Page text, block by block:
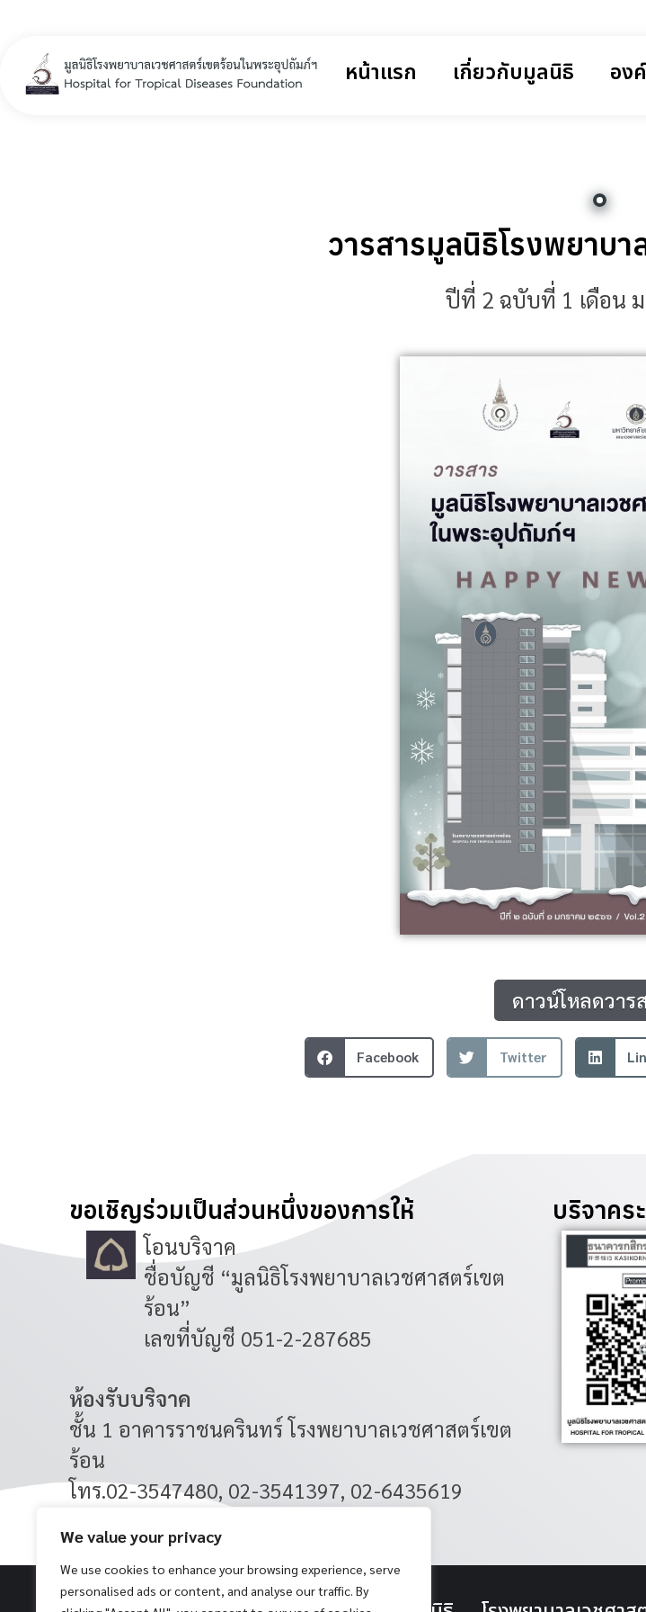
We value your privacy
We use cookies to enhance your browsing experience, serve
personalised ads or content, and analyse our traffic. By
หน้าแรก เกี่ยวกับมูลนิธิ อง
วารสารมูลนิธิโรงพยาบา
ปีที่ 2 ฉบับที่ 1 เดือน
ดาวน์โหลดวาร
Facebook Twitter
ขอเชิญร่วมเป็นส่วนหนึ่งของการให้
โอนบริจาค
ชื่อบัญชี “มูลนิธิโรงพยาบาลเวชศาสตร์เขต
ร้อน”
เลขที่บัญชี 051-2-287685
ห้องรับบริจาค
ชั้น 1 อาคารราชนครินทร์ โรงพยาบาลเวชศาสตร์เขต
ร้อน
โทร.02-3547480, 02-3541397, 02-6435619
บริจาคร